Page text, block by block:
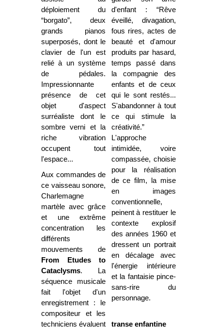
déploiement du
“borgato”, deux
grands pianos
superposés, dont le
clavier de l'un est
relié à un système
de pédales.
Impressionnante
présence de cet
objet d'aspect
surréaliste dont le
sombre verni et la
riche vibration
occupent tout
l'espace...
Aux commandes de
ce vaisseau sonore,
Charlemagne
martèle avec grâce
et une extrême
concentration les
différents
mouvements de
From Etudes to
Cataclysms. La
séquence musicale
fait l'objet d'un
enregistrement : le
compositeur et les
techniciens évaluent
d'enfant : “Rêve
éveillé, divagation,
fous rires, actes de
beauté et d'amour
produits par hasard,
temps passé dans
la compagnie des
enfants et de ceux
qui le sont restés...
S'abandonner à tout
ce qui stimule la
créativité.”
L'approche
intimidée, voire
compassée, choisie
pour la réalisation
de ce film, la mise
en images
conventionnelle,
peinent à restituer le
contexte explosif
des années 1960 et
dressent un portrait
en décalage avec
l'énergie intérieure
et la fantaisie pince-
sans-rire du
personnage.
transe enfantine